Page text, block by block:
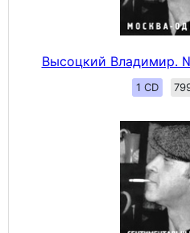
Высоцкий Владимир.
1 CD